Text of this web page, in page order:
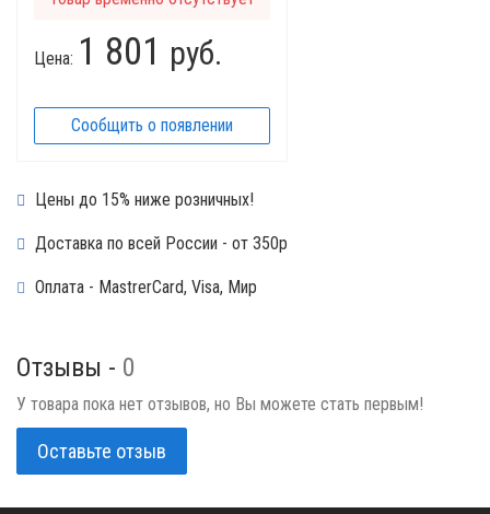
Цена: 1 801 руб.
Сообщить о появлении
Цены до 15% ниже розничных!
Доставка по всей России - от 350р
Оплата - MastrerCard, Visa, Мир
Отзывы - 0
У товара пока нет отзывов, но Вы можете стать первым!
Оставьте отзыв